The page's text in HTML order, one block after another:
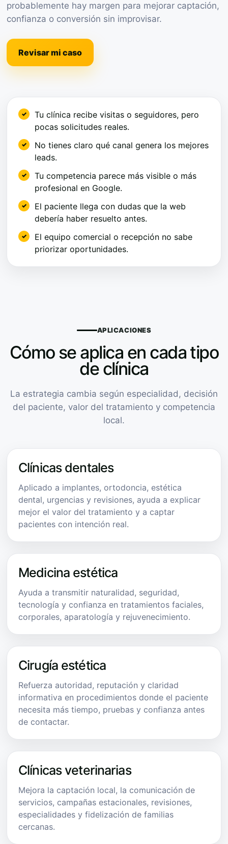
probablemente hay margen para mejorar captación,
confianza o conversión sin improvisar.
Revisar mi caso
Tu clínica recibe visitas o seguidores, pero
pocas solicitudes reales.
No tienes claro qué canal genera los mejores
leads.
Tu competencia parece más visible o más
profesional en Google.
El paciente llega con dudas que la web
debería haber resuelto antes.
El equipo comercial o recepción no sabe
priorizar oportunidades.
APLICACIONES
Cómo se aplica en cada tipo
de clínica
La estrategia cambia según especialidad, decisión
del paciente, valor del tratamiento y competencia
local.
Clínicas dentales
Aplicado a implantes, ortodoncia, estética
dental, urgencias y revisiones, ayuda a explicar
mejor el valor del tratamiento y a captar
pacientes con intención real.
Medicina estética
Ayuda a transmitir naturalidad, seguridad,
tecnología y confianza en tratamientos faciales,
corporales, aparatología y rejuvenecimiento.
Cirugía estética
Refuerza autoridad, reputación y claridad
informativa en procedimientos donde el paciente
necesita más tiempo, pruebas y confianza antes
de contactar.
Clínicas veterinarias
Mejora la captación local, la comunicación de
servicios, campañas estacionales, revisiones,
especialidades y fidelización de familias
cercanas.